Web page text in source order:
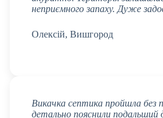
неприємного запаху. Дуже
Олексій, Вишгород
Викачка септика пройшла без
детально пояснили подальший